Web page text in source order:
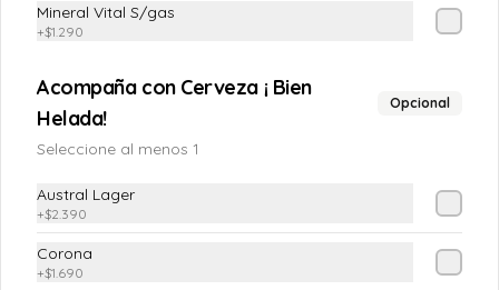
Chilena
$4.190
Mineral Vital S/gas
+$1.290
Acompaña con Cerveza ¡ Bien
Helada!
Opcional
Seleccione al menos 1
Austral Lager
+$2.390
Corona
+$1.690